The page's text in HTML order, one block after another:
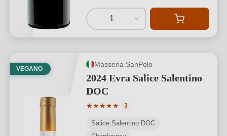
1
VEGANO
Masseria SanPolo
2024 Evra Salice Salentino
DOC
★★★★★
Valutazione media di 5 su 5 stelle
3
Salice Salentino DOC